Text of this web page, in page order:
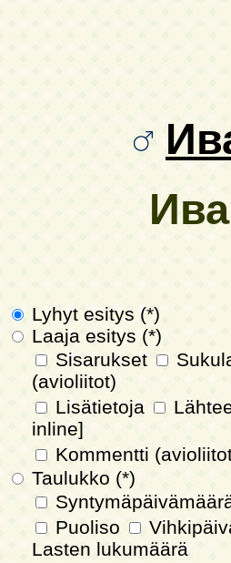
Lyhyt esitys (*)
Laaja esitys (*)
Sisarukset
(avioliitot)
Lisätietoja
inline]
Kommentti
Taulukko (*)
Puoliso
Lasten lukumäärä